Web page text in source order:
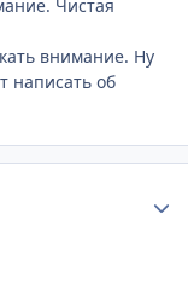
Чистая
внимание. Ну
написать об